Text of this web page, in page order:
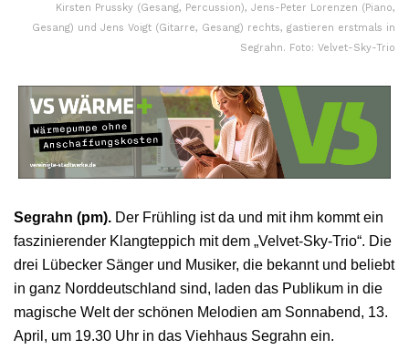
Kirsten Prussky (Gesang, Percussion), Jens-Peter Lorenzen (Piano,
Gesang) und Jens Voigt (Gitarre, Gesang) rechts, gastieren erstmals in
Segrahn. Foto: Velvet-Sky-Trio
Segrahn (pm). Der Frühling ist da und mit ihm kommt ein
faszinierender Klangteppich mit dem „Velvet-Sky-Trio“. Die
drei Lübecker Sänger und Musiker, die bekannt und beliebt
in ganz Norddeutschland sind, laden das Publikum in die
magische Welt der schönen Melodien am Sonnabend, 13.
April, um 19.30 Uhr in das Viehhaus Segrahn ein.